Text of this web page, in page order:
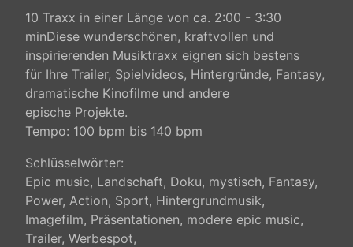
10 Traxx in einer Länge von ca. 2:00 - 3:30
minDiese wunderschönen, kraftvollen und
inspirierenden Musiktraxx eignen sich bestens
für Ihre Trailer, Spielvideos, Hintergründe, Fantasy,
dramatische Kinofilme und andere
epische Projekte.
Tempo: 100 bpm bis 140 bpm
Schlüsselwörter:
Epic music, Landschaft, Doku, mystisch, Fantasy,
Power, Action, Sport, Hintergrundmusik,
Imagefilm, Präsentationen, modere epic music,
Trailer, Werbespot,